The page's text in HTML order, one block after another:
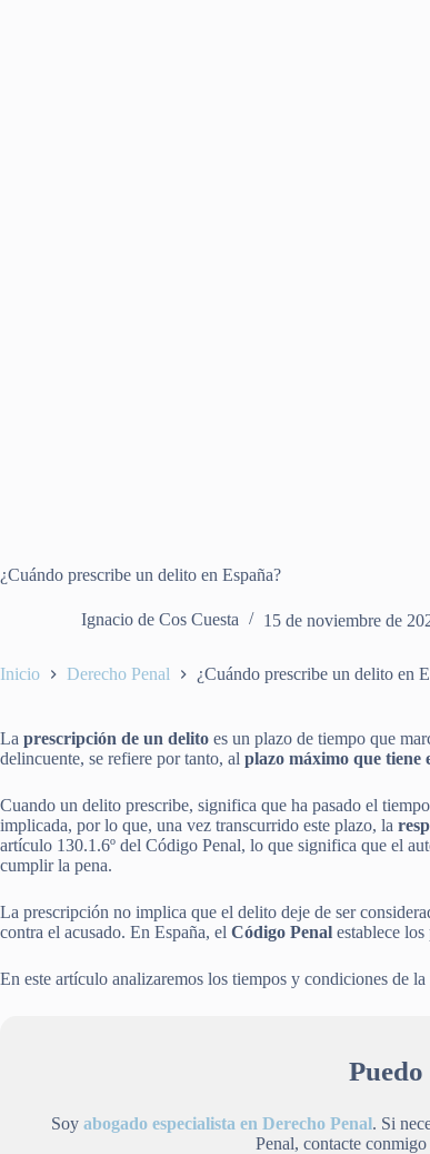
¿Cuándo prescribe un delito en España?
Ignacio de Cos Cuesta 15 de noviembre de
Inicio Derecho Penal ¿Cuándo prescribe un delito en
La prescripción de un delito es un plazo de tiempo que
delincuente, se refiere por tanto, al plazo máximo que tiene
Cuando un delito prescribe, significa que ha pasado el
implicada, por lo que, una vez transcurrido este plazo, la
artículo 130.1.6º del Código Penal, lo que significa que el
cumplir la pena.
La prescripción no implica que el delito deje de ser
contra el acusado. En España, el Código Penal establece
En este artículo analizaremos los tiempos y condiciones de
Soy abogado especialista en Derecho Penal. Si
Penal, contacte